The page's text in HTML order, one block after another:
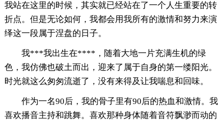
我站在这里的时候，其实就已经站在了一个人生重要的转
折点。但是无论如何，我都会用我所有的激情和努力来演
绎这一段属于涅盘的日子。
我***我出生在****，随着大地一片充满生机的绿
色，我仿佛也破土而出，迎来了属于自身的第一缕阳光。
时光就这么匆匆流逝了，没有来得及让我喘息和回味。
作为一名90后，我的骨子里有90后的热血和激情。我
喜欢播音主持和跳舞。喜欢那种身体随着音符飘渺而动的